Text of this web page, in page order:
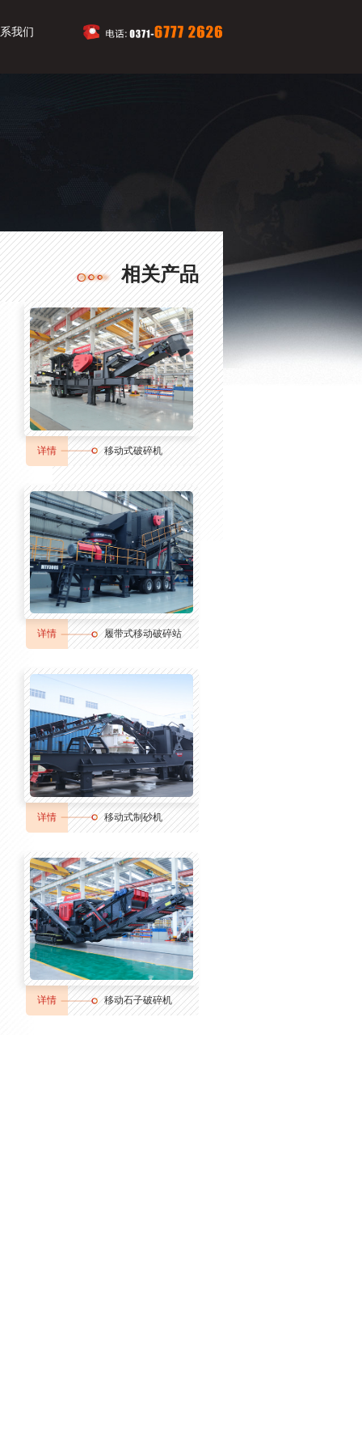
我们
相关产品
详情 移动式破碎机
详情 履带式移动破碎站
详情 移动式制砂机
详情 移动石子破碎机